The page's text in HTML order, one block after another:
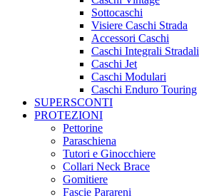
Sottocaschi
Visiere Caschi Strada
Accessori Caschi
Caschi Integrali Stradali
Caschi Jet
Caschi Modulari
Caschi Enduro Touring
SUPERSCONTI
PROTEZIONI
Pettorine
Paraschiena
Tutori e Ginocchiere
Collari Neck Brace
Gomitiere
Fascie Parareni